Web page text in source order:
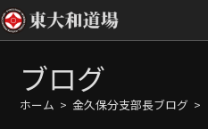
ブログ
ホーム > 金久保分支部長ブログ >